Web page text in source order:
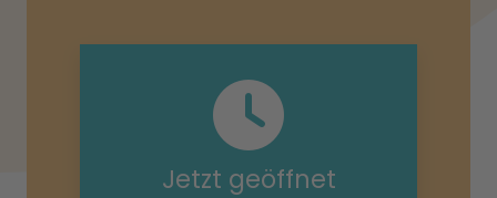
Jetzt geöffnet